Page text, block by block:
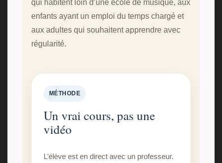
qui habitent loin d’une école de musique, aux
enfants ayant un emploi du temps chargé et
aux adultes qui souhaitent apprendre avec
régularité.
MÉTHODE
Un vrai cours, pas une
vidéo
L’élève est en direct avec un professeur.